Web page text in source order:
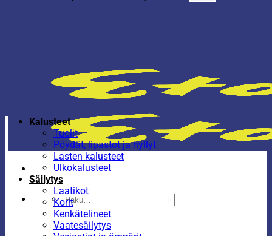
Etsi:
Kalusteet
Tuolit
Pöydät, lipastot ja hyllyt
Lasten kalusteet
Ulkokalusteet
Säilytys
Laatikot
Korit
Kenkätelineet
Vaatesäilytys